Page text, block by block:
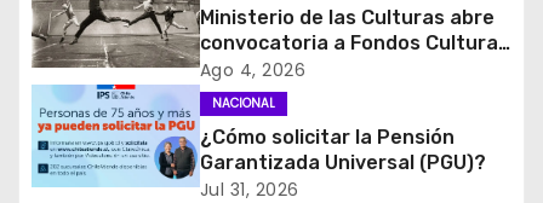
c
i
ó
n
Ministerio de las Culturas abre
convocatoria a Fondos Cultura
2027 con foco en
transparencia, innovación y
acceso ciudadano
Ago 4, 2026
NACIONAL
¿Cómo solicitar la Pensión
Garantizada Universal (PGU)?
Jul 31, 2026